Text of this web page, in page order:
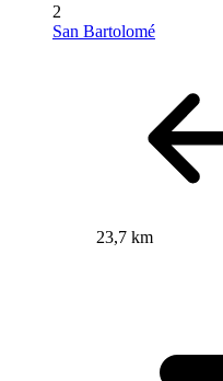
2
San Bartolomé
23,7 km